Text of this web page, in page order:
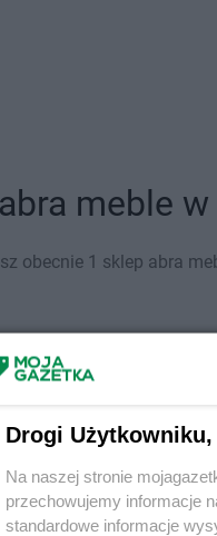
meble
obecnie 1 sklep abra
Drogi Użytkowniku,
Na naszej stronie
przechowujemy informacje
standardowe informacje